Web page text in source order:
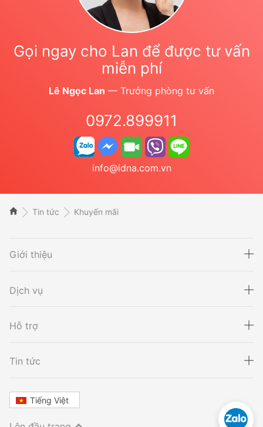
Xét nghiệm khai sinh
Gọi ngay cho Lan để được tư vấn
miễn phí
Lê Ngọc Lan — Trưởng phòng tư vấn
0972.899911
info@idna.com.vn
Tin tức Khuyến mãi
Giới thiệu
Dịch vụ
Hỗ trợ
Tin tức
Tiếng Việt